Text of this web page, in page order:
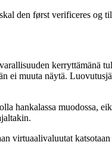
den først verificeres og
kerryttämänä
ei muuta näytä.
hankalassa muodossa,
virtuaalivaluutat